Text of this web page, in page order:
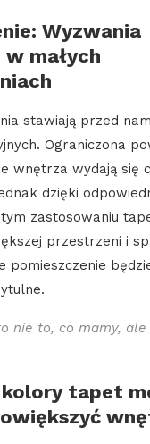
Wyzwania
małych
stawiają przed
Ograniczona
wnętrza wydają się
dzięki
zastosowaniu
przestrzeni i
pomieszczenie
nie to, co mamy,
tapet